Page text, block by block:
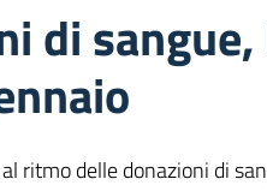
di
ritmo delle donazioni di